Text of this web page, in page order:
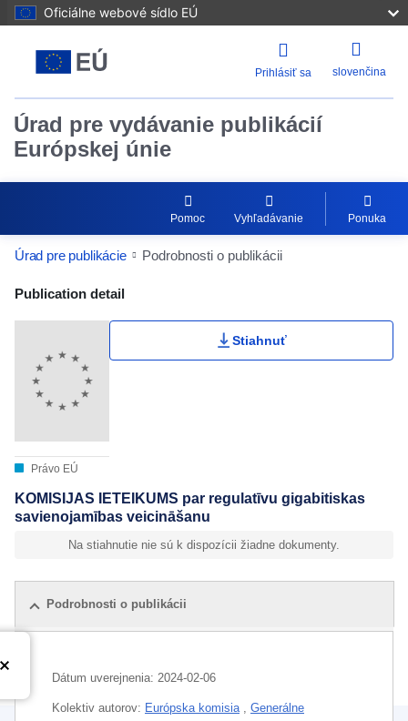
Oficiálne webové sídlo EÚ
Prihlásiť sa slovenčina
Úrad pre vydávanie publikácií
Európskej únie
Pomoc Vyhľadávanie Ponuka
Úrad pre publikácie Podrobnosti o publikácii
Publication Detail Actions Portlet
Publication detail
Právo EÚ
Stiahnuť
KOMISIJAS IETEIKUMS par regulatīvu gigabitiskas
savienojamības veicināšanu
Na stiahnutie nie sú k dispozícii žiadne dokumenty.
Podrobnosti o publikácii
Dátum uverejnenia: 2024-02-06
Kolektiv autorov: Európska komisia
Generálne